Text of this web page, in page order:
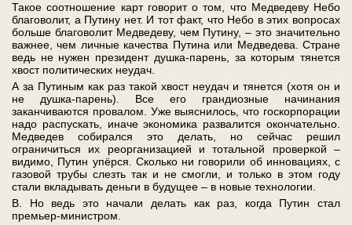
Такое соотношение карт говорит о том, что Медведеву Небо
благоволит, а Путину нет. И тот факт, что Небо в этих вопросах
больше благоволит Медведеву, чем Путину, – это значительно
важнее, чем личные качества Путина или Медведева. Стране
ведь не нужен президент душка-парень, за которым тянется
хвост политических неудач.
А за Путиным как раз такой хвост неудач и тянется (хотя он и
не душка-парень). Все его грандиозные начинания
заканчиваются провалом. Уже выяснилось, что госкорпорации
надо распускать, иначе экономика развалится окончательно.
Медведев собирался это делать, но сейчас решил
ограничиться их реорганизацией и тотальной проверкой –
видимо, Путин упёрся. Сколько ни говорили об инновациях, с
газовой трубы слезть так и не смогли, и только в этом году
стали вкладывать деньги в будущее – в новые технологии.
В. Но ведь это начали делать как раз, когда Путин стал
премьер-министром.